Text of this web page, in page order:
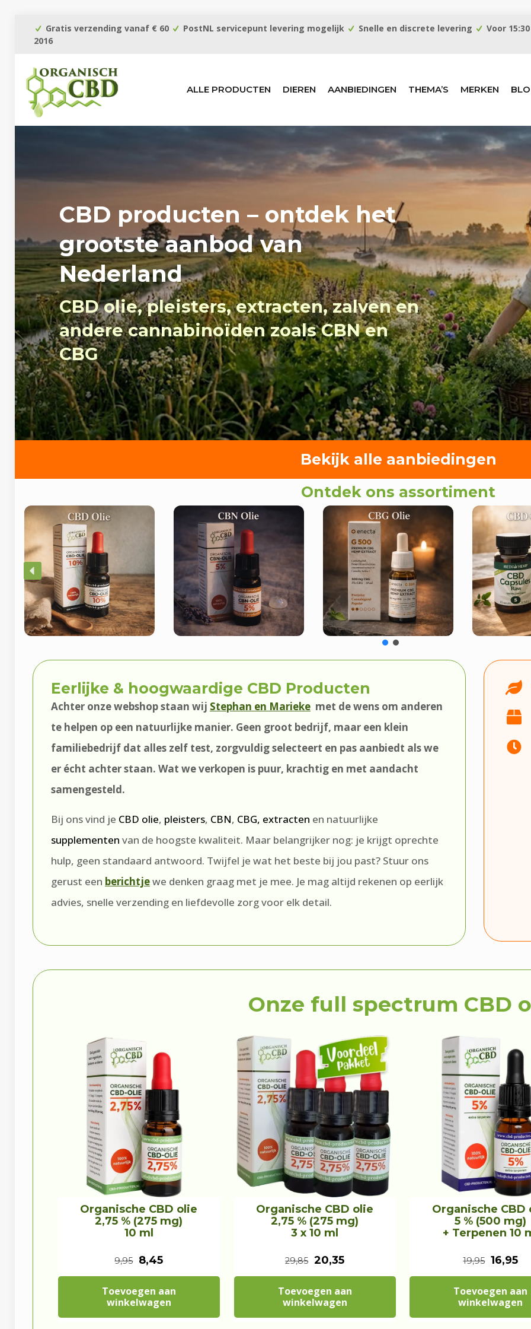
Gratis verzending vanaf € 60 PostNL servicepunt levering mogelijk Snelle en discrete levering
Voor
2016
ALLE PRODUCTEN DIEREN AANBIEDINGEN THEMA’S MERKEN
CBD producten – ontdek het
grootste aanbod van
Nederland
CBD olie, pleisters, extracten, zalven en
andere cannabinoïden zoals CBN en
CBG
Bekijk alle aanbiedingen
Ontdek ons assortiment
Eerlijke & hoogwaardige CBD Producten
Achter onze webshop staan wij Stephan en Marieke met de wens om anderen
te helpen op een natuurlijke manier. Geen groot bedrijf, maar een klein
familiebedrijf dat alles zelf test, zorgvuldig selecteert en pas aanbiedt als we
er écht achter staan. Wat we verkopen is puur, krachtig en met aandacht
samengesteld.
Bij ons vind je CBD olie, pleisters, CBN, CBG, extracten en natuurlijke
supplementen van de hoogste kwaliteit. Maar belangrijker nog: je krijgt oprechte
hulp, geen standaard antwoord. Twijfel je wat het beste bij jou past? Stuur ons
gerust een berichtjewe denken graag met je mee. Je mag altijd rekenen op eerlijk
advies, snelle verzending en liefdevolle zorg voor elk detail.
Onze full spectrum CBD
Organische CBD olie
2,75 % (275 mg)
10 ml
9,95 O
o
r
s
8,45H
u
i
d
Toevoegen aan
winkelwagen
Organische CBD olie
2,75 % (275 mg)
3 x 10 ml
29,85 O
o
r
s
20,35H
u
i
d
Toevoegen aan
winkelwagen
Organische CBD
5 % (500 mg)
+ Terpenen 10
19,95 O
o
r
s
16,95H
u
i
d
Toevoegen aan
winkelwagen